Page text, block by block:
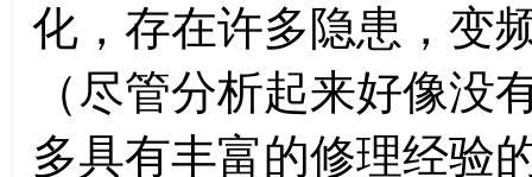
化，存在许多隐患，变
（尽管分析起来好像没
多具有丰富的修理经验